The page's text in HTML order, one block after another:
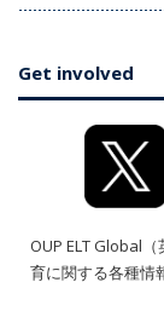
Get involved
OUP ELT Global
育に関する各種情